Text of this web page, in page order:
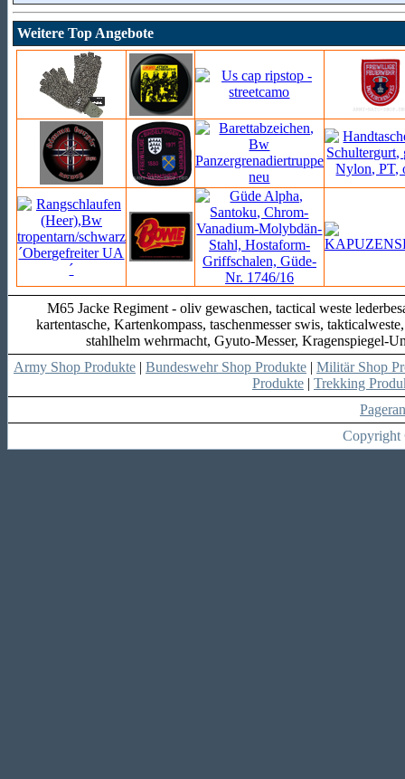
Weitere Top Angebote
M65 Jacke Regiment - oliv gewaschen, tactical weste
kartentasche, Kartenkompass, taschenmesser swis,
stahlhelm wehrmacht, Gyuto-Messer, Kragenspiegel-
Army Shop Produkte | Bundeswehr Shop Produkte | Militär Shop
Produkte | Trekking